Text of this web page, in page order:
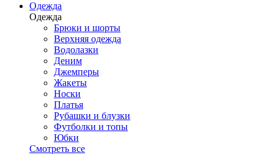
Одежда
Одежда
Брюки и шорты
Верхняя одежда
Водолазки
Деним
Джемперы
Жакеты
Носки
Платья
Рубашки и блузки
Футболки и топы
Юбки
Смотреть все